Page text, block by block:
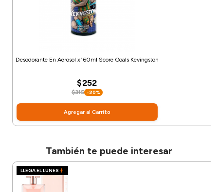
Desodorante En Aerosol x160ml Score Goals Kevingston
$252
$315 -20%
Agregar al Carrito
También te puede interesar
LLEGA EL LUNES